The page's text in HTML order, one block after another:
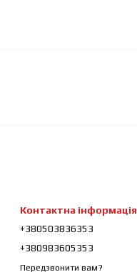
Контактна інформація
+380503836353
+380983605353
Передзвонити вам?